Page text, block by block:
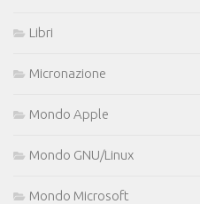
Libri
Micronazione
Mondo Apple
Mondo GNU/Linux
Mondo Microsoft